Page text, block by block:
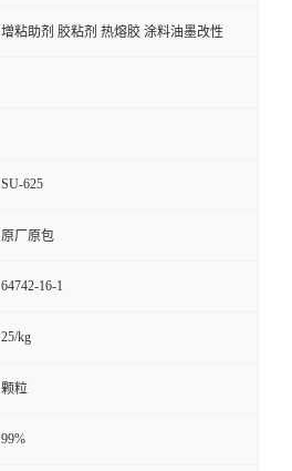
增粘助剂 胶粘剂 热熔胶 涂料油墨改性
SU-625
原厂原包
64742-16-1
25/kg
颗粒
99%